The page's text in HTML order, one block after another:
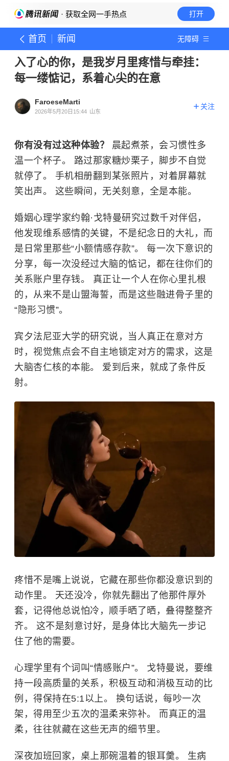
· 获取全网一手热点 打开
首页 新闻 无障碍
入了心的你，是我岁月里疼惜与牵挂：
每一缕惦记，系着心尖的在意
FaroeseMarti
2026年5月20日15:44 山东
关注
你有没有过这种体验？ 晨起煮茶，会习惯性多
温一个杯子。 路过那家糖炒栗子，脚步不自觉
就停了。 手机相册翻到某张照片，对着屏幕就
笑出声。 这些瞬间，无关刻意，全是本能。
婚姻心理学家约翰·戈特曼研究过数千对伴侣，
他发现维系感情的关键，不是纪念日的大礼，而
是日常里那些“小额情感存款”。 每一次下意识的
分享，每一次没经过大脑的惦记，都在往你们的
关系账户里存钱。 真正让一个人在你心里扎根
的，从来不是山盟海誓，而是这些融进骨子里的
“隐形习惯”。
宾夕法尼亚大学 的研究说，当人真正在意对方
时，视觉焦点会不自主地锁定对方的需求，这是
大脑杏仁核的本能。 爱到后来，就成了条件反
射。
疼惜不是嘴上说说，它藏在那些你都没意识到的
动作里。 天还没冷，你就先翻出了他那件厚外
套，记得他总说怕冷，顺手晒了晒，叠得整整齐
齐。 这不是刻意讨好，是身体比大脑先一步记
住了他的需要。
心理学里有个词叫“情感账户”。 戈特曼说，要维
持一段高质量的关系，积极互动和消极互动的比
例，得保持在5:1以上。 换句话说，每吵一次
架，得用至少五次的温柔来弥补。 而真正的温
柔，往往就藏在这些无声的细节里。
深夜加班回家，桌上那碗温着的银耳羹。 生病